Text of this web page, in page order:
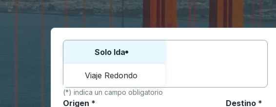
Elija una forma o viaje de ida y vuelta:
Solo Ida
Viaje Redondo
(*) indica un campo obligatorio
Origen *
Destino *